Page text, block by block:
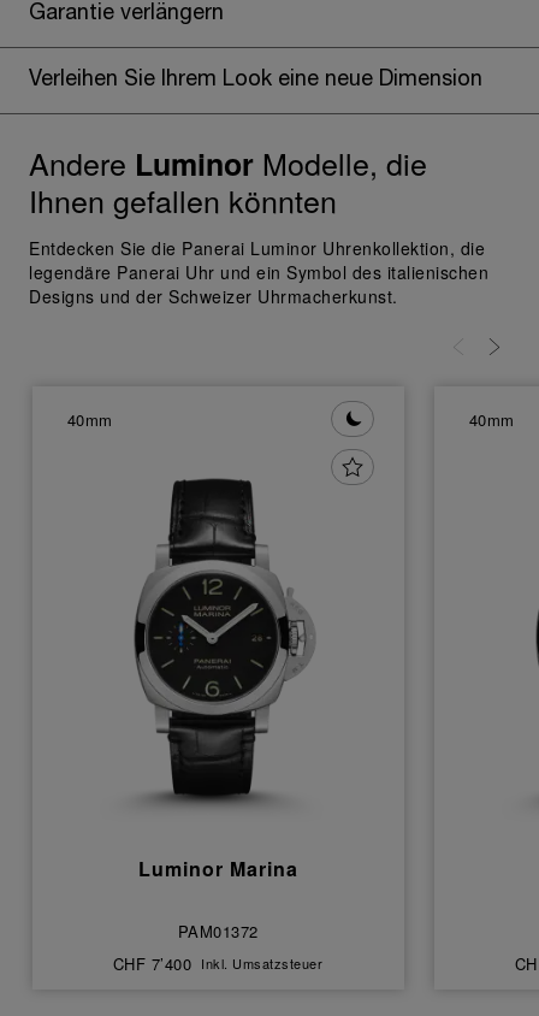
Garantie verlängern
Verleihen Sie Ihrem Look eine neue Dimension
Andere Luminor Modelle, die
Ihnen gefallen könnten
Entdecken Sie die Panerai Luminor Uhrenkollektion, die
legendäre Panerai Uhr und ein Symbol des italienischen
Designs und der Schweizer Uhrmacherkunst.
40mm
Luminor Marina
PAM01372
CHF 7’400 Inkl. Umsatzsteuer
40mm
erwähnten Cookies zu geben.
Klicken Sie auf „Nur technische cookies
akzeptieren“, um Ihr Einverständnis zu
geben, dass nur technische Cookies
verwendet werden dürfen.